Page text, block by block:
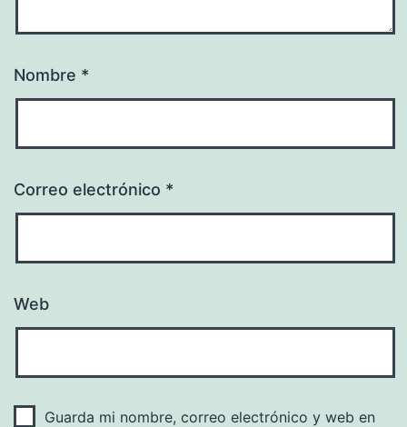
Nombre *
Correo electrónico *
Web
Guarda mi nombre, correo electrónico y web en